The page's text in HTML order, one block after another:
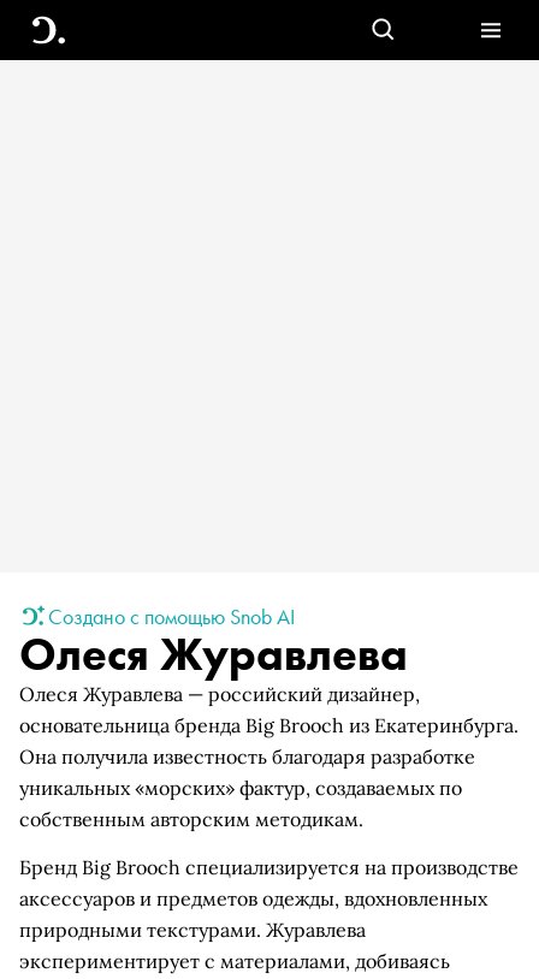
Создано с помощью Snob AI
Олеся Журавлева
Олеся Журавлева — российский дизайнер,
основательница бренда Big Brooch из Екатеринбурга.
Она получила известность благодаря разработке
уникальных «морских» фактур, создаваемых по
собственным авторским методикам.
Бренд Big Brooch специализируется на производстве
аксессуаров и предметов одежды, вдохновленных
природными текстурами. Журавлева
экспериментирует с материалами, добиваясь